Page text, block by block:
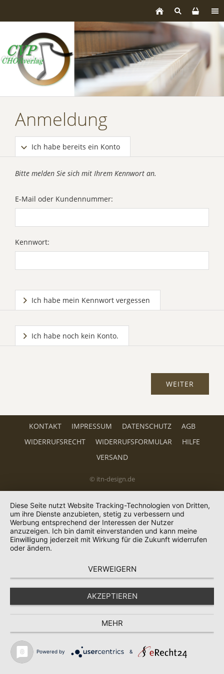
Anmeldung
Ich habe bereits ein Konto
Bitte melden Sie sich mit Ihrem Kennwort an.
E-Mail oder Kundennummer:
Kennwort:
Ich habe mein Kennwort vergessen
Ich habe noch kein Konto.
KONTAKT IMPRESSUM DATENSCHUTZ
AGB
WIDERRUFSRECHT
WIDERRUFSFORMULAR
HILFE
VERSAND
© itn-design.de
Diese Seite nutzt Website Tracking-Technologien von Dritten,
um ihre Dienste anzubieten, stetig zu verbessern und
Werbung entsprechend der Interessen der Nutzer
anzuzeigen. Ich bin damit einverstanden und kann meine
Einwilligung jederzeit mit Wirkung für die Zukunft widerrufen
oder ändern.
VERWEIGERN
AKZEPTIEREN
MEHR
Powered by &